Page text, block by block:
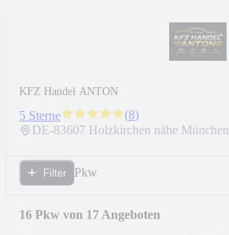
KFZ Handel ANTON
5 Sterne (8)
DE-83607 Holzkirchen nähe München
Filter Pkw
16 Pkw von 17 Angeboten